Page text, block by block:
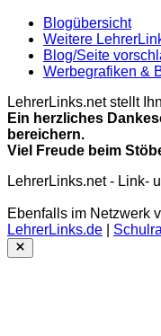
Blogübersicht
Weitere
Blog/Seite
Werbegrafiken &
LehrerLinks.net stellt
Ein herzliches
bereichern.
Viel Freude beim
LehrerLinks.net - Link-
Ebenfalls im Netzwerk
LehrerLinks.de
Close